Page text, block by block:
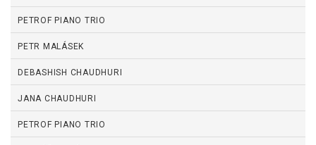
PETROF PIANO TRIO
PETR MALÁSEK
DEBASHISH CHAUDHURI
JANA CHAUDHURI
PETROF PIANO TRIO